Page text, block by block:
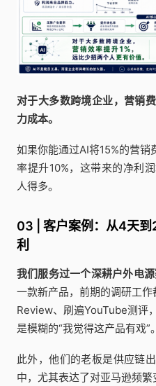
对于大多数跨境企业，营销
力成本。
如果你能通过AI将15%的营销
率提升10%，这带来的净利
人得多。
03 | 客户案例：从4天
利
我们服务过一个深耕户外电源
一款新产品，前期的调研工
Review、刷遍YouTube测评
是模糊的“我觉得这产品有戏”。
此外，他们的老板是供应链
中，尤其表达了对亚马逊频繁